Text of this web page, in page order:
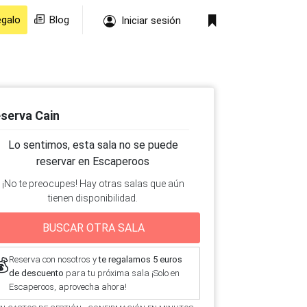
Blog Iniciar sesión
Cain
Lo sentimos, esta sala no se puede
reservar en Escaperoos
¡No te preocupes! Hay otras salas que aún
tienen disponibilidad.
BUSCAR OTRA SALA
Reserva con nosotros yte regalamos 5 euros
de descuento para tu próxima sala ¡Solo en
Escaperoos, aprovecha ahora!